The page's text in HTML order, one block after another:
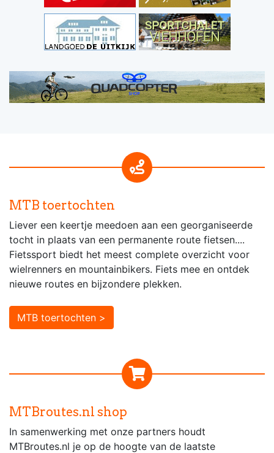
MTB toertochten
Liever een keertje meedoen aan een georganiseerde
tocht in plaats van een permanente route fietsen....
Fietssport biedt het meest complete overzicht voor
wielrenners en mountainbikers. Fiets mee en ontdek
nieuwe routes en bijzondere plekken.
MTB toertochten >
MTBroutes.nl shop
In samenwerking met onze partners houdt
MTBroutes.nl je op de hoogte van de laatste